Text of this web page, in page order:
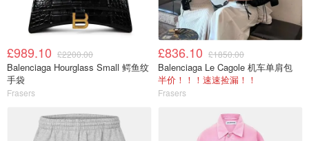
£989.10 £2200.00
Balenciaga Hourglass Small 鳄鱼纹
手袋
Frasers
£836.10 £1850.00
Balenciaga Le Cagole 机车单肩包
半价！！！速速捡漏！！
Frasers